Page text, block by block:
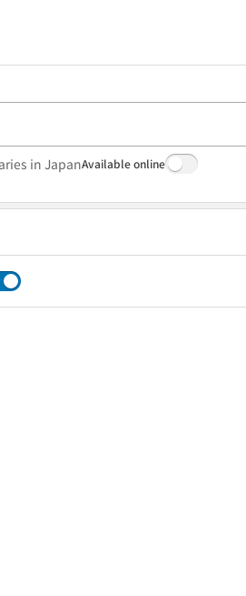
in JapanAvailable online